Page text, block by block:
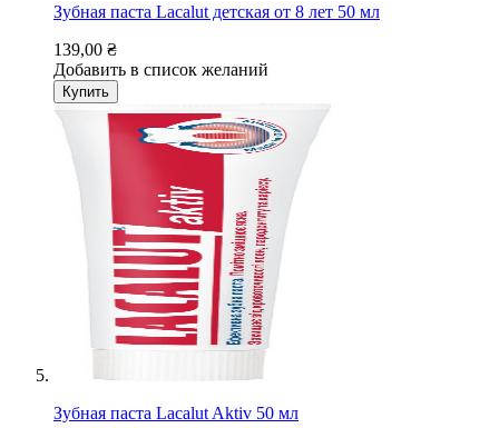
Зубная паста Lacalut детская от 8 лет 50 мл
139,00 ₴
Добавить в список желаний
Купить
Зубная паста Lacalut Aktiv 50 мл